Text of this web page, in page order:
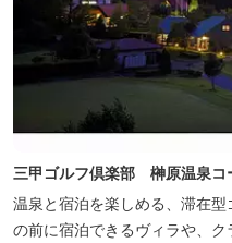
三甲ゴルフ倶楽部 榊原温泉コ
温泉と宿泊を楽しめる、滞在
の前に宿泊できるヴィラや、